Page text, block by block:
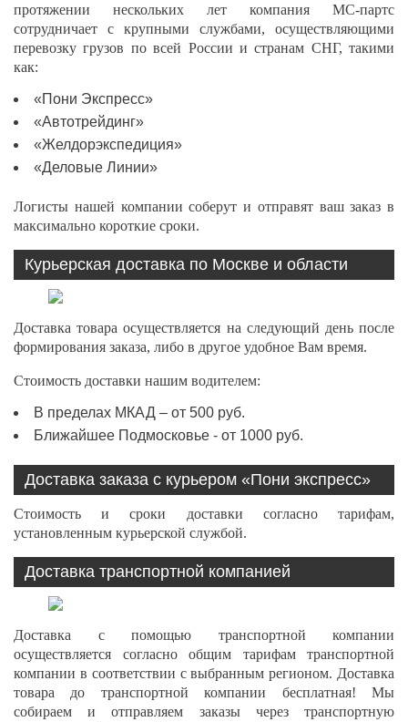
протяжении нескольких лет компания МС-партс
сотрудничает с крупными службами, осуществляющими
перевозку грузов по всей России и странам СНГ, такими
как:
«Пони Экспресс»
«Автотрейдинг»
«Желдорэкспедиция»
«Деловые Линии»
Логисты нашей компании соберут и отправят ваш заказ в
максимально короткие сроки.
Курьерская доставка по Москве и области
Доставка товара осуществляется на следующий день после
формирования заказа, либо в другое удобное Вам время.
Стоимость доставки нашим водителем:
В пределах МКАД – от 500 руб.
Ближайшее Подмосковье - от 1000 руб.
Доставка заказа с курьером «Пони экспресс»
Стоимость и сроки доставки согласно тарифам,
установленным курьерской службой.
Доставка транспортной компанией
Доставка с помощью транспортной компании
осуществляется согласно общим тарифам транспортной
компании в соответствии с выбранным регионом. Доставка
товара до транспортной компании бесплатная! Мы
собираем и отправляем заказы через транспортную